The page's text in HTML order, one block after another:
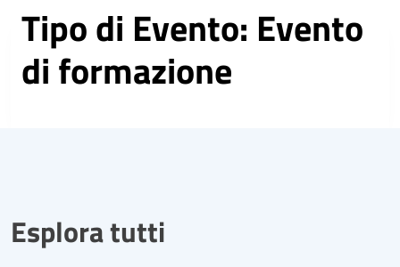
Tipo di Evento: Evento
di formazione
Esplora tutti